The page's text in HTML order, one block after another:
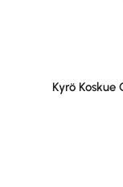
Kyrö Koskue